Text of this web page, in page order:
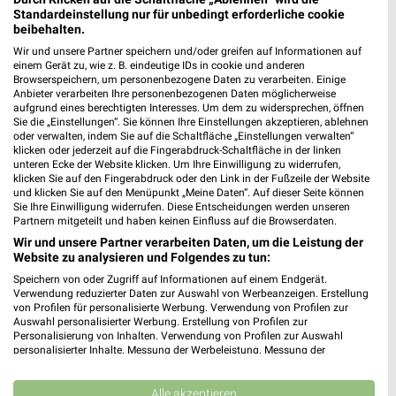
12,3 km
Angebote ab 03.08.
Noch heute gültig
13,1 km
Angebote ab 03.08.
Noch heute gültig
Lidl NORMA
Standardeinstellung nur für unbedingt erforderliche cookie
beibehalten.
Wir und unsere Partner speichern und/oder greifen auf Informationen auf
einem Gerät zu, wie z. B. eindeutige IDs in cookie und anderen
Browserspeichern, um personenbezogene Daten zu verarbeiten. Einige
Anbieter verarbeiten Ihre personenbezogenen Daten möglicherweise
aufgrund eines berechtigten Interesses. Um dem zu widersprechen, öffnen
Sie die „Einstellungen“. Sie können Ihre Einstellungen akzeptieren, ablehnen
oder verwalten, indem Sie auf die Schaltfläche „Einstellungen verwalten“
klicken oder jederzeit auf die Fingerabdruck-Schaltfläche in der linken
unteren Ecke der Website klicken. Um Ihre Einwilligung zu widerrufen,
klicken Sie auf den Fingerabdruck oder den Link in der Fußzeile der Website
und klicken Sie auf den Menüpunkt „Meine Daten“. Auf dieser Seite können
Sie Ihre Einwilligung widerrufen. Diese Entscheidungen werden unseren
Partnern mitgeteilt und haben keinen Einfluss auf die Browserdaten.
Wir und unsere Partner verarbeiten Daten, um die Leistung der
Website zu analysieren und Folgendes zu tun:
Speichern von oder Zugriff auf Informationen auf einem Endgerät.
Verwendung reduzierter Daten zur Auswahl von Werbeanzeigen. Erstellung
von Profilen für personalisierte Werbung. Verwendung von Profilen zur
Auswahl personalisierter Werbung. Erstellung von Profilen zur
Personalisierung von Inhalten. Verwendung von Profilen zur Auswahl
personalisierter Inhalte. Messung der Werbeleistung. Messung der
Kombinationen von Daten aus verschiedenen Quellen. Entwicklung und
Verbesserung der Angebote. Verwendung reduzierter Daten zur Auswahl